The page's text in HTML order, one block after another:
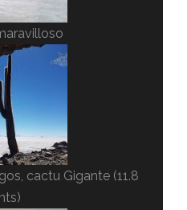
cactu Gigante (11.8